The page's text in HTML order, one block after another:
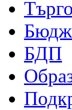
БДП